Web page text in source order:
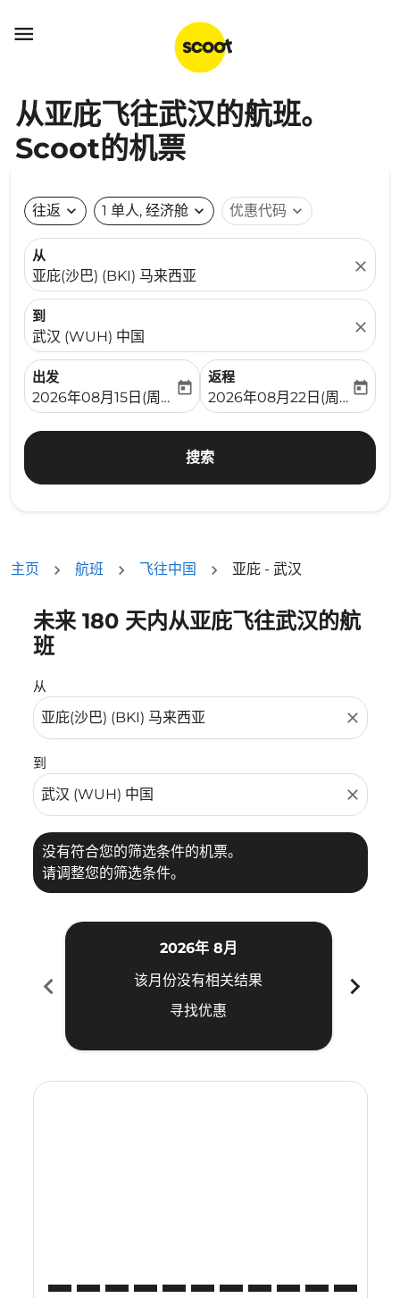

从亚庇飞往武汉的航班。
Scoot的机票
往返 expand_more 1 单人, 经济舱 expand_more 优惠代码 expand_more
从
亚庇(沙巴) (BKI) 马来西亚
close
到
武汉 (WUH) 中国
close
出发
fc-booking-departure-date-aria-label
2026年08月15日(周六)
today
返程
fc-booking-return-date-
2026年08月22日(周六)
today
搜索
主页 航班 飞往中国 亚庇 - 武汉
未来 180 天内从亚庇飞往武汉的航
班
从
close
到
close
没有符合您的筛选条件的机票。
请调整您的筛选条件。
没有符合您的筛选条件的机票。请调整您的筛选条件。
chevron_left
2026年 8月
该月份没有相关结果
寻找优惠
chevron_right